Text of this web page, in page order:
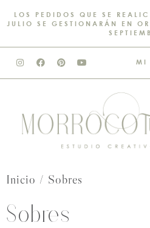
LOS PEDIDOS QUE SE
JULIO SE GESTIONARÁN EN
MI
Inicio / Sobres
Sobres